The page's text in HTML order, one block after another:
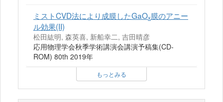
ミストCVD法により成膜したGaOx膜のアニー
ル効果(II)
松田紘明, 森英喜, 新船幸二, 吉田晴彦
応用物理学会秋季学術講演会講演予稿集(CD-
ROM) 80th 2019年
もっとみる